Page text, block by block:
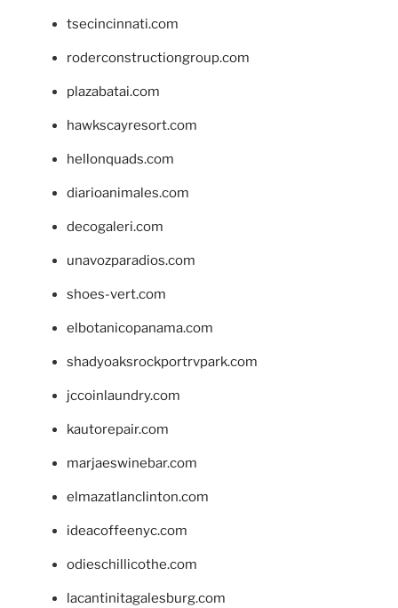
tsecincinnati.com
roderconstructiongroup.com
plazabatai.com
hawkscayresort.com
hellonquads.com
diarioanimales.com
decogaleri.com
unavozparadios.com
shoes-vert.com
elbotanicopanama.com
shadyoaksrockportrvpark.com
jccoinlaundry.com
kautorepair.com
marjaeswinebar.com
elmazatlanclinton.com
ideacoffeenyc.com
odieschillicothe.com
lacantinitagalesburg.com